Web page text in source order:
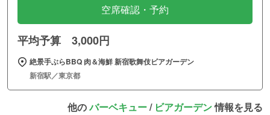
空席確認・予約
平均予算 3,000円
絶景手ぶらBBQ 肉＆海鮮 新宿歌舞伎ビアガーデン
新宿駅／東京都
他のバーベキュー/ ビアガーデン情報を見る